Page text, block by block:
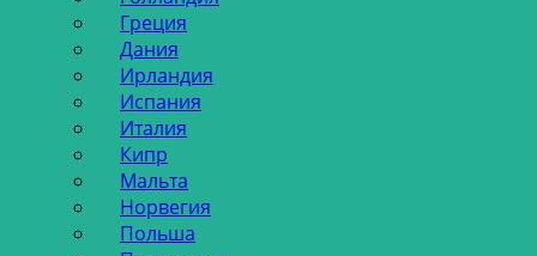
Греция
Дания
Ирландия
Испания
Италия
Кипр
Мальта
Норвегия
Польша